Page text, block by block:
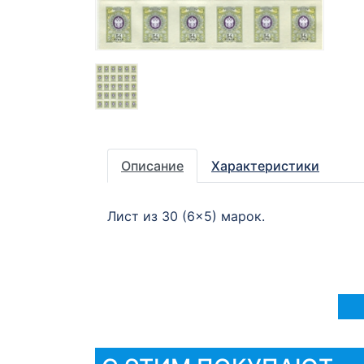
Описание Характеристики
Лист из 30 (6×5) марок.